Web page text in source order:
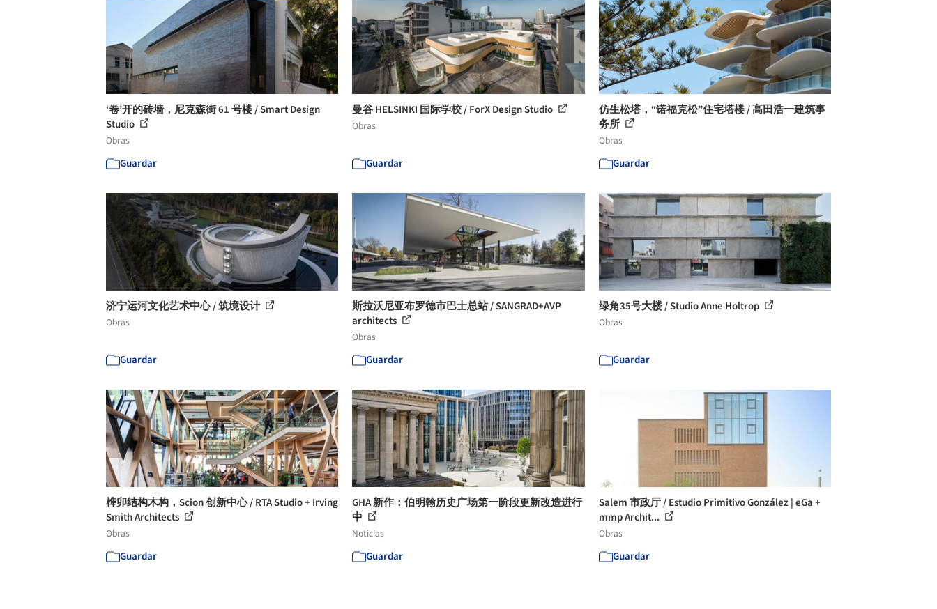
‘卷’开的砖墙，尼克森街 61 号楼 / Smart Design
Studio
Obras
Guardar
曼谷 HELSINKI 国际学校 / ForX Design Studio
Obras
Guardar
仿生松塔，“诺福克松”住宅塔楼 / 高田浩一建筑事
务所
Obras
Guardar
济宁运河文化艺术中心 / 筑境设计
Obras
Guardar
斯拉沃尼亚布罗德市巴士总站 / SANGRAD+AVP
architects
Obras
Guardar
绿角35号大楼 / Studio Anne Holtrop
Obras
Guardar
榫卯结构木构，Scion 创新中心 / RTA Studio + Irving
Smith Architects
Obras
Guardar
GHA 新作：伯明翰历史广场第一阶段更新改造进行
中
Noticias
Guardar
Salem 市政厅 / Estudio Primitivo González | eGa +
mmp Archit...
Obras
Guardar